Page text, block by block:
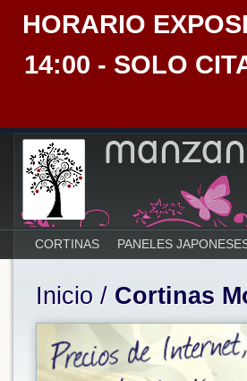
HORARIO
14:00 - SOLO
CORTINAS PANELES
Inicio / Cortinas